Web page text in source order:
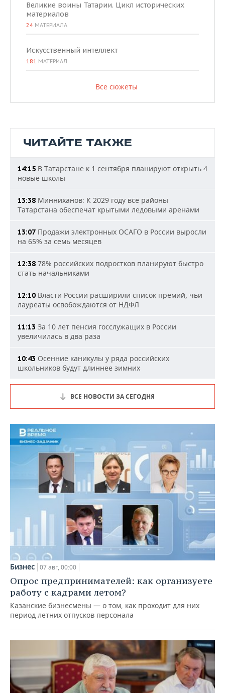
Великие воины Татарии. Цикл исторических
материалов
24 МАТЕРИАЛА
Искусственный интеллект
181 МАТЕРИАЛ
Все сюжеты
ЧИТАЙТЕ ТАКЖЕ
14:15 В Татарстане к 1 сентября планируют открыть 4
новые школы
13:38 Минниханов: К 2029 году все районы
Татарстана обеспечат крытыми ледовыми аренами
13:07 Продажи электронных ОСАГО в России выросли
на 65% за семь месяцев
12:38 78% российских подростков планируют быстро
стать начальниками
12:10 Власти России расширили список премий, чьи
лауреаты освобождаются от НДФЛ
11:13 За 10 лет пенсия госслужащих в России
увеличилась в два раза
10:43 Осенние каникулы у ряда российских
школьников будут длиннее зимних
ВСЕ НОВОСТИ ЗА СЕГОДНЯ
Бизнес 07 авг, 00:00
Опрос предпринимателей: как организуете
работу с кадрами летом?
Казанские бизнесмены — о том, как проходит для них
период летних отпусков персонала